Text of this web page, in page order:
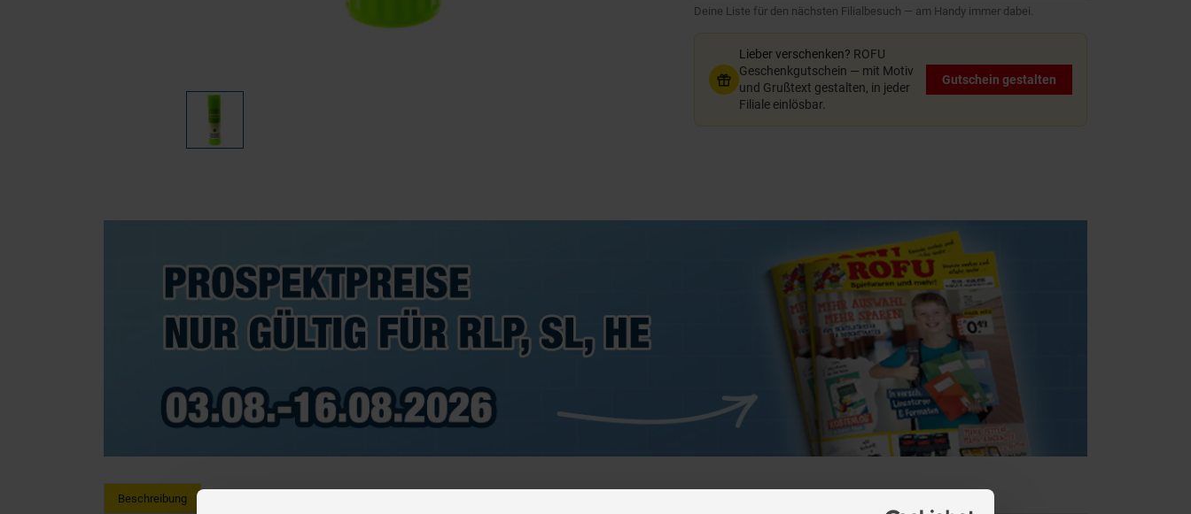
Deine Liste für den nächsten Filialbesuch — am Handy immer dabei.
Lieber verschenken? ROFU
Geschenkgutschein — mit Motiv
und Grußtext gestalten, in jeder
Filiale einlösbar.
Gutschein gestalten
Beschreibung